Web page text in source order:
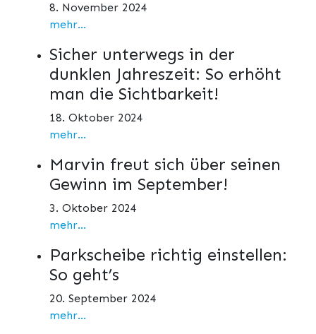
8. November 2024
mehr...
Sicher unterwegs in der
dunklen Jahreszeit: So erhöht
man die Sichtbarkeit!
18. Oktober 2024
mehr...
Marvin freut sich über seinen
Gewinn im September!
3. Oktober 2024
mehr...
Parkscheibe richtig einstellen:
So geht’s
20. September 2024
mehr...